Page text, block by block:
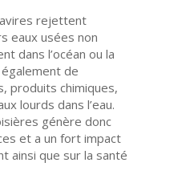
rejettent
eaux usées non
dans l’océan ou la
de
produits chimiques,
lourds dans l’eau.
génère donc
et a un fort impact
ainsi que sur la santé